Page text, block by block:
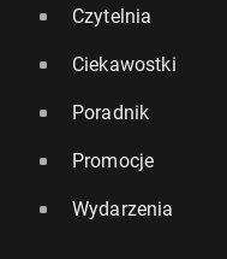
Czytelnia
Ciekawostki
Poradnik
Promocje
Wydarzenia